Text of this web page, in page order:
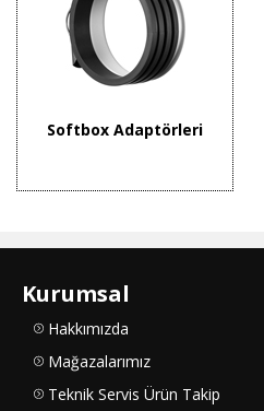
Softbox Adaptörleri
Kurumsal
Hakkımızda
Mağazalarımız
Teknik Servis Ürün Takip